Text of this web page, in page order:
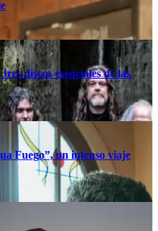
discos esenciales de las
Fuego”, un intenso viaje